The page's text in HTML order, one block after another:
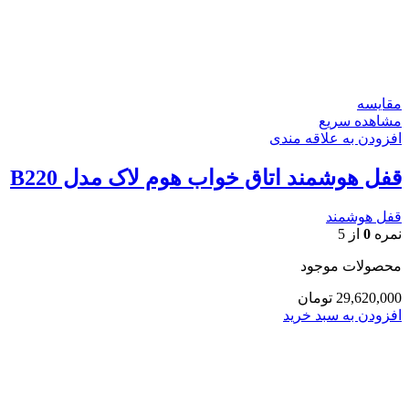
مقایسه
مشاهده سریع
افزودن به علاقه مندی
قفل هوشمند اتاق خواب هوم لاک مدل B220
قفل هوشمند
نمره 0 از 5
محصولات موجود
29,620,000 تومان
افزودن به سبد خرید